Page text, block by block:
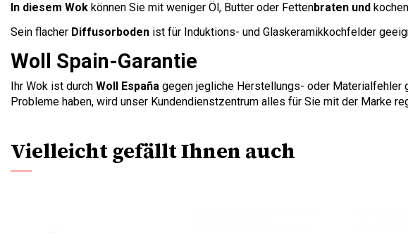
In diesem Wok können Sie mit weniger Öl, Butter oder Fettenbraten und
Sein flacher Diffusorboden ist für Induktions- und Glaskeramikkochfelder
Woll Spain-Garantie
Ihr Wok ist durch Woll España gegen jegliche Herstellungs- oder Materialfehler
Probleme haben, wird unser Kundendienstzentrum alles für Sie mit der Marke
Vielleicht gefällt Ihnen auch